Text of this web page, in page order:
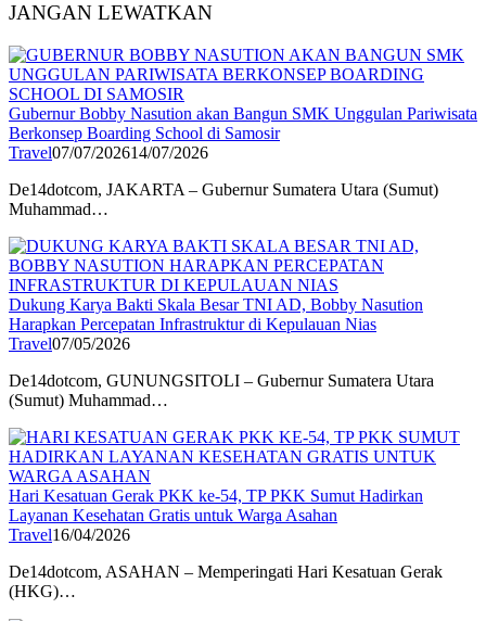
JANGAN LEWATKAN
Gubernur Bobby Nasution akan Bangun SMK Unggulan Pariwisata
Berkonsep Boarding School di Samosir
Travel07/07/202614/07/2026
De14dotcom, JAKARTA – Gubernur Sumatera Utara (Sumut)
Muhammad…
Dukung Karya Bakti Skala Besar TNI AD, Bobby Nasution
Harapkan Percepatan Infrastruktur di Kepulauan Nias
Travel07/05/2026
De14dotcom, GUNUNGSITOLI – Gubernur Sumatera Utara
(Sumut) Muhammad…
Hari Kesatuan Gerak PKK ke-54, TP PKK Sumut Hadirkan
Layanan Kesehatan Gratis untuk Warga Asahan
Travel16/04/2026
De14dotcom, ASAHAN – Memperingati Hari Kesatuan Gerak
(HKG)…